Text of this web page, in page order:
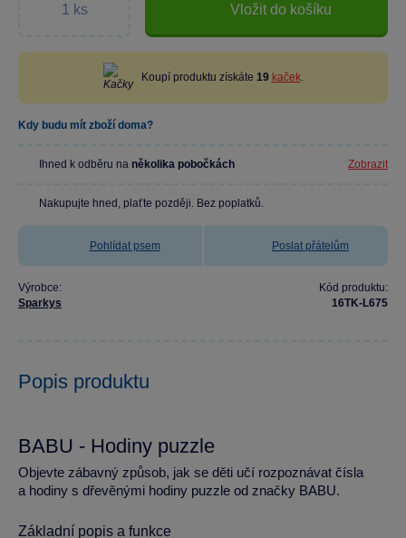
Vložit do košíku
Koupí produktu získáte 19 kaček.
Kdy budu mít zboží doma?
Ihned k odběru na několika pobočkách Zobrazit
Nakupujte hned, plaťte později. Bez poplatků.
Pohlídat psem Poslat přátelům
Výrobce:
Sparkys
Kód produktu:
16TK-L675
Popis produktu
BABU - Hodiny puzzle
Objevte zábavný způsob, jak se děti učí rozpoznávat čísla
a hodiny s dřevěnými hodiny puzzle od značky BABU.
Základní popis a funkce